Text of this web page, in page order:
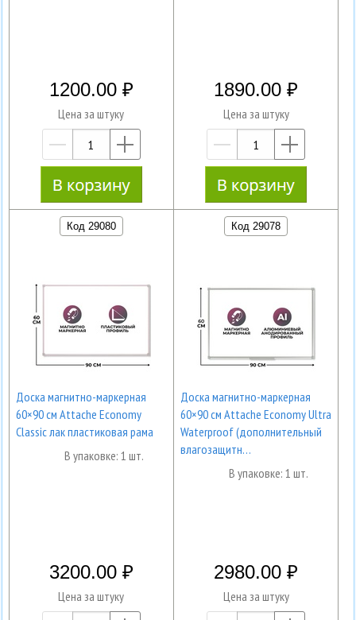
1200.00
Цена за штуку
—
1890.00
Цена за штуку
—
Код 29080
Доска магнитно-маркерная
60×90 см Attache Economy
Classic лак пластиковая рама
В упаковке: 1 шт.
3200.00
Цена за штуку
Код 29078
Доска магнитно-маркерная
60×90 см Attache Economy Ultra
Waterproof (дополнительный
влагозащитн…
В упаковке: 1 шт.
2980.00
Цена за штуку